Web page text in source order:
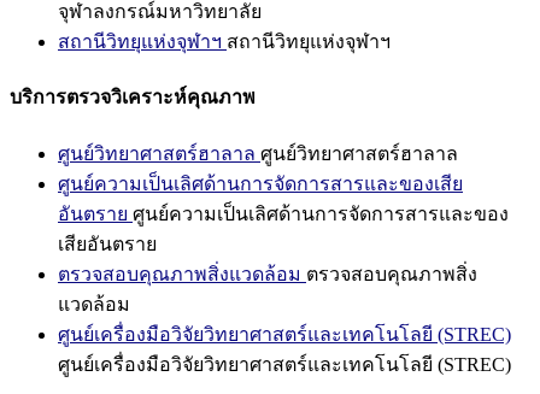
จุฬาลงกรณ์มหาวิทยาลัย
สถานีวิทยุแห่งจุฬาฯ สถานีวิทยุแห่งจุฬาฯ
บริการตรวจวิเคราะห์คุณภาพ
ศูนย์วิทยาศาสตร์ฮาลาล ศูนย์วิทยาศาสตร์ฮาลาล
ศูนย์ความเป็นเลิศด้านการจัดการสารและของเสีย
อันตราย ศูนย์ความเป็นเลิศด้านการจัดการสารและของ
เสียอันตราย
ตรวจสอบคุณภาพสิ่งแวดล้อม ตรวจสอบคุณภาพสิ่ง
แวดล้อม
ศูนย์เครื่องมือวิจัยวิทยาศาสตร์และเทคโนโลยี (STREC)
ศูนย์เครื่องมือวิจัยวิทยาศาสตร์และเทคโนโลยี (STREC)